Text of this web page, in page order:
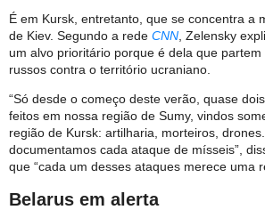
É em Kursk, entretanto, que se concentra a
de Kiev. Segundo a rede CNN , Zelensky
um alvo prioritário porque é dela que
russos contra o território ucraniano.
“Só desde o começo deste verão, quase
feitos em nossa região de Sumy, vindos
região de Kursk: artilharia, morteiros,
documentamos cada ataque de mísseis”,
que “cada um desses ataques merece uma
Belarus em alerta